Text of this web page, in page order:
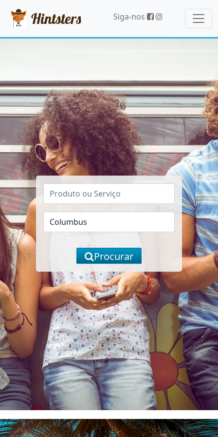
Hintsters Siga-nos
Procurar